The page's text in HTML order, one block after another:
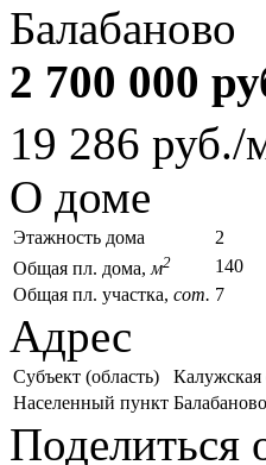
Балабаново
2 700 000
19 286 руб./
О доме
Этажность дома
2
Общая пл. дома, м2
140
Общая пл. участка, сот. 7
Адрес
Субъект (область)
Калужская
Населенный пункт Балабаново
Поделиться